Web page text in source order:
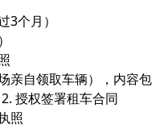
3个月）
亲自领取车辆），内容包
授权签署租车合同
照